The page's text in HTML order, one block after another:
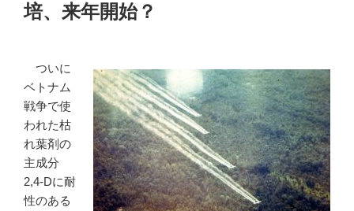
培、来年開始？
ついに
ベトナム
戦争で使
われた枯
れ葉剤の
主成分
2,4-Dに耐
性のある